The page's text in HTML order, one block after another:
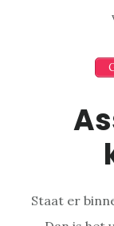
Staat er